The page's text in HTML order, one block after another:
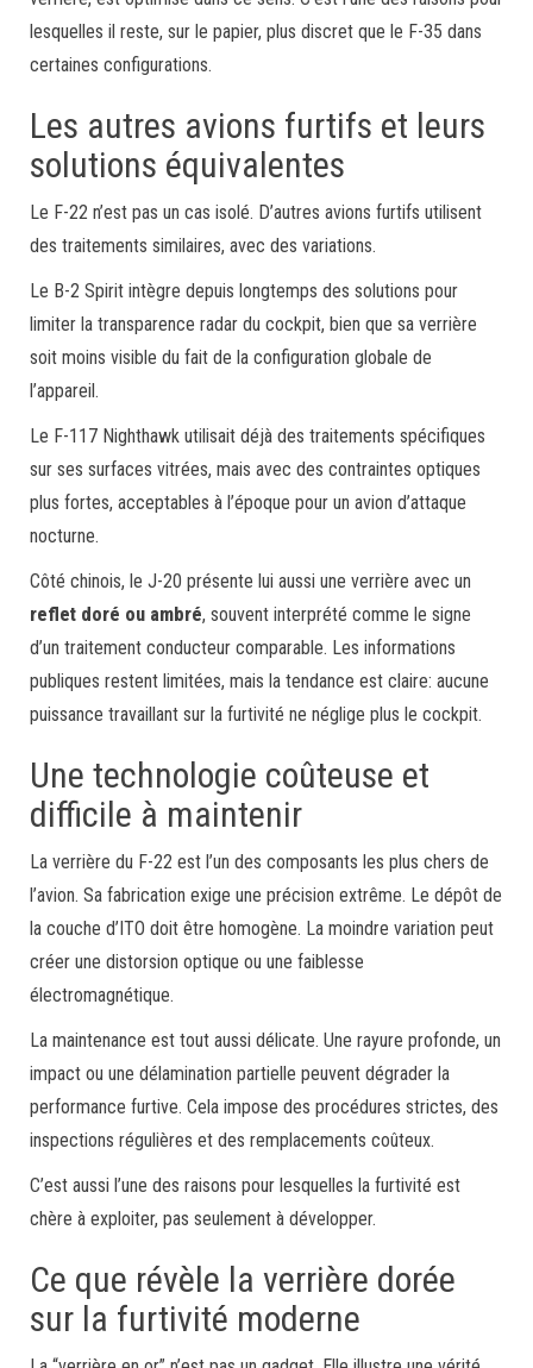
lesquelles il reste, sur le papier, plus discret que le F-35 dans
certaines configurations.
Les autres avions furtifs et leurs
solutions équivalentes
Le F-22 n’est pas un cas isolé. D’autres avions furtifs utilisent
des traitements similaires, avec des variations.
Le B-2 Spirit intègre depuis longtemps des solutions pour
limiter la transparence radar du cockpit, bien que sa verrière
soit moins visible du fait de la configuration globale de
l’appareil.
Le F-117 Nighthawk utilisait déjà des traitements spécifiques
sur ses surfaces vitrées, mais avec des contraintes optiques
plus fortes, acceptables à l’époque pour un avion d’attaque
nocturne.
Côté chinois, le J-20 présente lui aussi une verrière avec un
reflet doré ou ambré, souvent interprété comme le signe
d’un traitement conducteur comparable. Les informations
publiques restent limitées, mais la tendance est claire: aucune
puissance travaillant sur la furtivité ne néglige plus le cockpit.
Une technologie coûteuse et
difficile à maintenir
La verrière du F-22 est l’un des composants les plus chers de
l’avion. Sa fabrication exige une précision extrême. Le dépôt de
la couche d’ITO doit être homogène. La moindre variation peut
créer une distorsion optique ou une faiblesse
électromagnétique.
La maintenance est tout aussi délicate. Une rayure profonde, un
impact ou une délamination partielle peuvent dégrader la
performance furtive. Cela impose des procédures strictes, des
inspections régulières et des remplacements coûteux.
C’est aussi l’une des raisons pour lesquelles la furtivité est
chère à exploiter, pas seulement à développer.
Ce que révèle la verrière dorée
sur la furtivité moderne